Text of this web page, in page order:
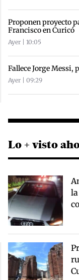
Proponen proyecto
Francisco en Curicó
Ayer | 10:05
Fallece Jorge Messi,
Ayer | 09:29
Lo + visto